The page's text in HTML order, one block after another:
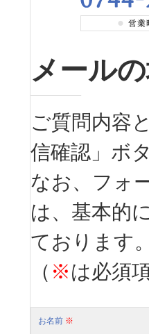
メール
ご質問内容
信確認」ボ
なお、フォ
は、基本的
ております
（ ※は必須
お名前 ※